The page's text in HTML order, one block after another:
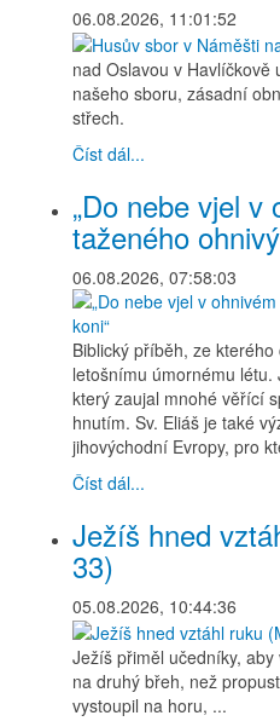
06.08.2026, 11:01:52
nad Oslavou v
našeho sboru, zásadní
střech.
Číst dál...
„Do nebe vjel v
taženého
06.08.2026, 07:58:03
Biblický příběh, ze
letošnímu úmornému
který zaujal mnohé věřící
hnutím. Sv. Eliáš je také
jihovýchodní Evropy, pro
Číst dál...
Ježíš hned
33)
05.08.2026, 10:44:36
Ježíš přiměl učedníky,
na druhý břeh, než
vystoupil na horu, ...